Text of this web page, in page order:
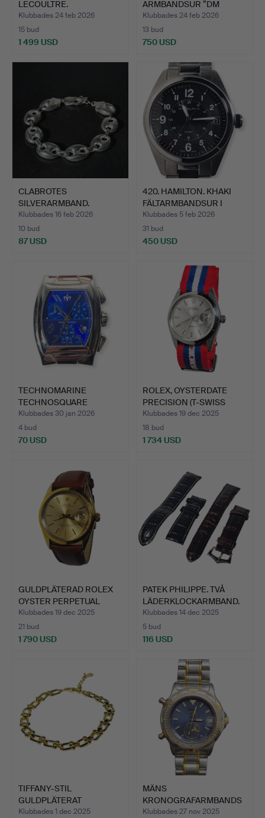
LECOULTRE.
ARMBANDSUR I 18K…
Klubbades 24 feb 2026
15 bud
1 499 USD
ARMBANDSUR ”DM
GENEVE”. S…
Klubbades 24 feb 2026
13 bud
750 USD
CLABROTES
SILVERARMBAND.
Klubbades 16 feb 2026
10 bud
87 USD
420. HAMILTON. KHAKI
FÄLTARMBANDSUR I
ROST…
Klubbades 5 feb 2026
31 bud
450 USD
TECHNOMARINE
TECHNOSQUARE
KRONOGRAFKLOCKA …
Klubbades 30 jan 2026
4 bud
70 USD
ROLEX, OYSTERDATE
PRECISION (T-SWISS
GJORD…
Klubbades 19 dec 2025
18 bud
1 734 USD
GULDPLÄTERAD ROLEX
OYSTER PERPETUAL
DATE. …
Klubbades 19 dec 2025
21 bud
1 790 USD
PATEK PHILIPPE. TVÅ
LÄDERKLOCKARMBAND.
Klubbades 14 dec 2025
5 bud
116 USD
TIFFANY-STIL
GULDPLÄTERAT
SILVERLÄNKARMBAN…
Klubbades 1 dec 2025
MÄNS
KRONOGRAFARMBANDS
UR. SEIKO.
Klubbades 27 nov 2025